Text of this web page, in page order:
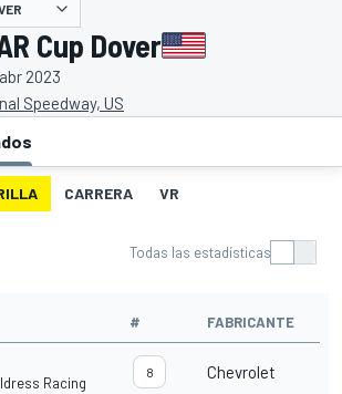
Cup Dover
2023
Speedway, US
CARRERA VR
Todas las estadísticas
# FABRICANTE
Racing
8 Chevrolet